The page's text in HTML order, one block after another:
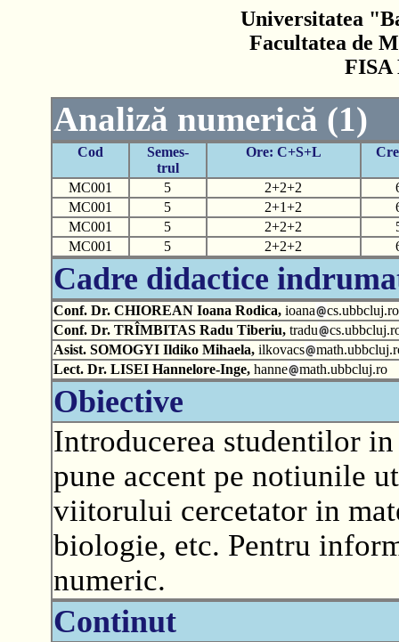
Universitatea
Facultatea de
FISA
Analiză numerică (1)
Cod
Semes-
trul
Ore: C+S+L
MC001 5 2+2+2
MC001
5 2+1+2
MC001
5 2+2+2
MC001
5 2+2+2
Cadre didactice
Conf. Dr. CHIOREAN Ioana Rodica,ioana
cs.ubbcluj.ro
Conf. Dr. TRÎMBITAS Radu Tiberiu,tradu
Asist. SOMOGYI Ildiko Mihaela,ilkovacs
Lect. Dr. LISEI Hannelore-Inge,hanne math.ubbcluj.ro
Obiective
Introducerea studentilor
pune accent pe notiunile
viitorului cercetator in
biologie, etc. Pentru
numeric.
Continut